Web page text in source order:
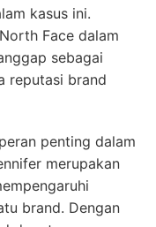
kasus ini.
Face dalam
sebagai
reputasi brand
penting dalam
merupakan
brand. Dengan